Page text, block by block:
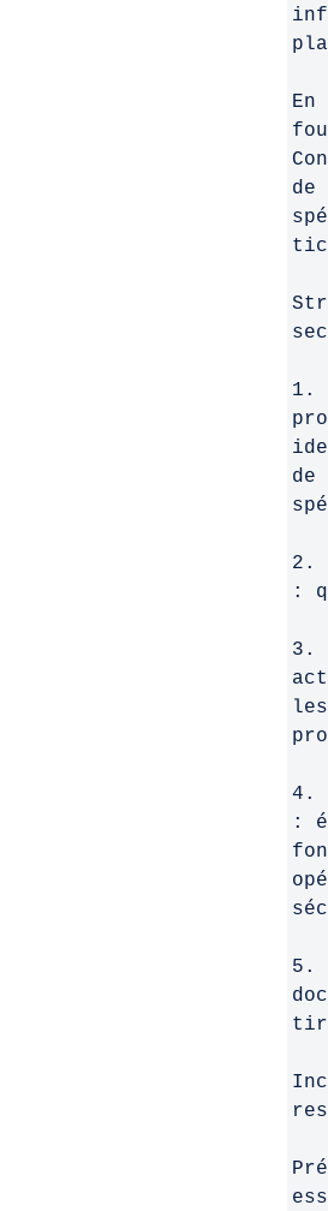
de
1.
de
2.
:
3.
4.
:
5.